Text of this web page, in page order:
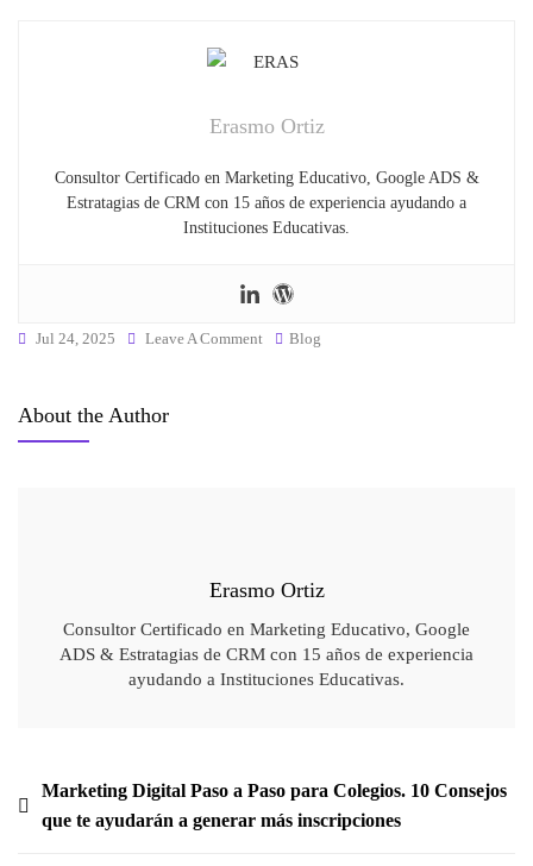
Erasmo Ortiz
Consultor Certificado en Marketing Educativo, Google ADS &
Estratagias de CRM con 15 años de experiencia ayudando a
Instituciones Educativas.
Jul 24, 2025 Leave A Comment Blog
About the Author
Erasmo Ortiz
Consultor Certificado en Marketing Educativo, Google
ADS & Estratagias de CRM con 15 años de experiencia
ayudando a Instituciones Educativas.
Marketing Digital Paso a Paso para Colegios. 10 Consejos
que te ayudarán a generar más inscripciones